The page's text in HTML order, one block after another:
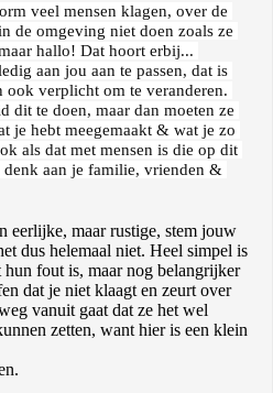
veel mensen klagen, over de
de omgeving niet doen zoals ze
hallo! Dat hoort erbij...
aan jou aan te passen, dat is
ook verplicht om te veranderen.
dit te doen, maar dan moeten ze
je hebt meegemaakt & wat je zo
als dat met mensen is die op dit
aan je familie, vrienden &
eerlijke, maar rustige, stem jouw
dus helemaal niet. Heel simpel is
hun fout is, maar nog belangrijker
dat je niet klaagt en zeurt over
vanuit gaat dat ze het wel
zetten, want hier is een klein